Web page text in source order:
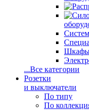
Шкафы
...Все категории
Розетки
и выключатели
По типу
По